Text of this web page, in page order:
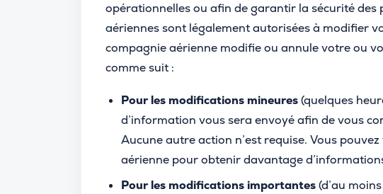
opérationnelles ou afin de garantir la sécurité des
aériennes sont légalement autorisées à modifier
compagnie aérienne modifie ou annule votre ou
comme suit :
Pour les modifications mineures(quelques
d’information vous sera envoyé afin de vous
Aucune autre action n’est requise. Vous
aérienne pour obtenir davantage
Pour les modifications importantes(d’au